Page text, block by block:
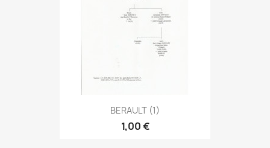
BERAULT (1)
1,00 €